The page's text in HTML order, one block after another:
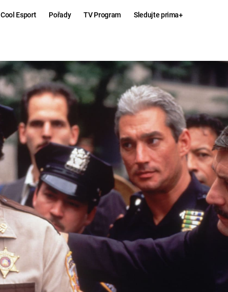
Cool Esport Pořady TV Program Sledujte prima+
Hry
MAFIA
GTA 6
KINGDOM
COME:
DELIVERANCE
ESPORT
Zábava
GALERIE
CHUCK
NORRIS